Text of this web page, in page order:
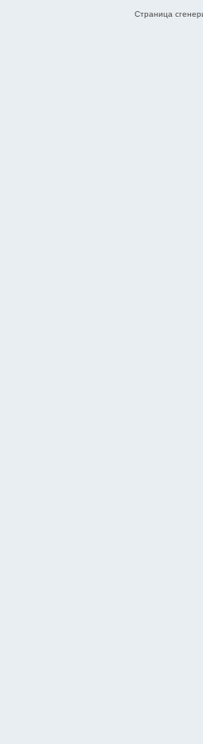
Страница